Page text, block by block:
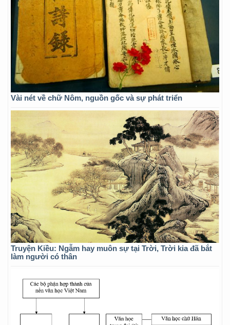
Vài nét về chữ Nôm, nguồn gốc và sự phát triển
Truyện Kiều: Ngẫm hay muôn sự tại Trời, Trời kia đã bắt
làm người có thân